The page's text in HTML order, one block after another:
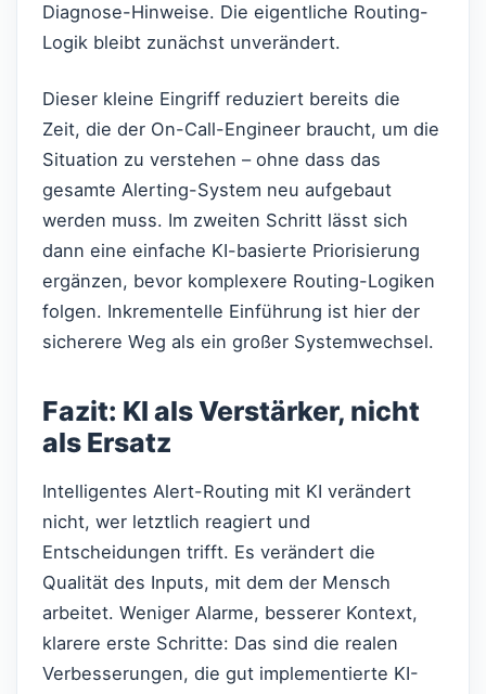
Diagnose-Hinweise. Die eigentliche Routing-
Logik bleibt zunächst unverändert.
Dieser kleine Eingriff reduziert bereits die
Zeit, die der On-Call-Engineer braucht, um die
Situation zu verstehen – ohne dass das
gesamte Alerting-System neu aufgebaut
werden muss. Im zweiten Schritt lässt sich
dann eine einfache KI-basierte Priorisierung
ergänzen, bevor komplexere Routing-Logiken
folgen. Inkrementelle Einführung ist hier der
sicherere Weg als ein großer Systemwechsel.
Fazit: KI als Verstärker, nicht
als Ersatz
Intelligentes Alert-Routing mit KI verändert
nicht, wer letztlich reagiert und
Entscheidungen trifft. Es verändert die
Qualität des Inputs, mit dem der Mensch
arbeitet. Weniger Alarme, besserer Kontext,
klarere erste Schritte: Das sind die realen
Verbesserungen, die gut implementierte KI-